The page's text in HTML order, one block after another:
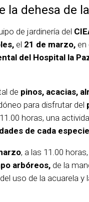
la dehesa de
de jardinería del
el 21 de marzo, en
del Hospital la
de pinos, acacias,
para disfrutar del
horas, una
de cada especie
, a las 11.00
arbóreos, de la
uso de la acuarela